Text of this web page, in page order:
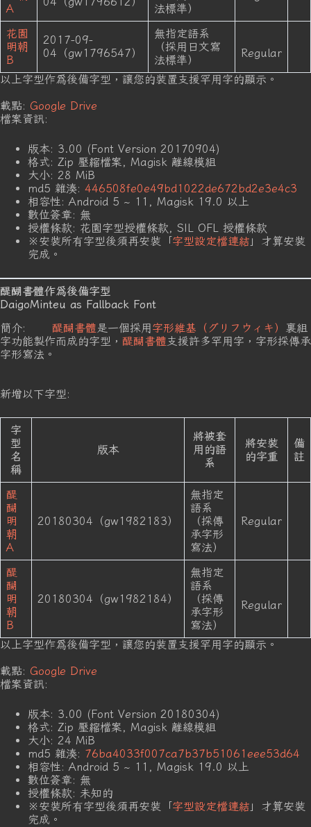
A
法標準）
花園
明朝
B
2017-09-
04（gw1796547）
無指定語系
（採用日文寫
法標準）
Regular
以上字型作爲後備字型，讓您的裝置支援罕用字的顯示。
載點: Google Drive
檔案資訊:
版本: 3.00 (Font Version 20170904)
格式: Zip 壓縮檔案, Magisk 離線模組
大小: 28 MiB
md5 雜湊: 446508fe0e49bd1022de672bd2e3e4c3
相容性: Android 5 ~ 11, Magisk 19.0 以上
數位簽章: 無
授權條款: 花園字型授權條款, SIL OFL 授權條款
※安裝所有字型後須再安裝「 字型設定檔連結 」才算安裝
完成。
醍醐書體作爲後備字型
DaigoMinteu as Fallback Font
簡介: 醍醐書體是一個採用字形維基（グリフウィキ） 裏組
字功能製作而成的字型， 醍醐書體支援許多罕用字，字形採傳承
字形寫法。
新增以下字型:
字
型
名
稱
版本
將被套
用的語
系
將安裝
的字重
備
註
醍
醐
明
朝
A
20180304（gw1982183）
無指定
語系
（採傳
承字形
寫法）
Regular
醍
醐
明
朝
B
20180304（gw1982184）
無指定
語系
（採傳
承字形
寫法）
Regular
以上字型作爲後備字型，讓您的裝置支援罕用字的顯示。
載點: Google Drive
檔案資訊:
版本: 3.00 (Font Version 20180304)
格式: Zip 壓縮檔案, Magisk 離線模組
大小: 24 MiB
md5 雜湊: 76ba4033f007ca7b37b51061eee53d64
相容性: Android 5 ~ 11, Magisk 19.0 以上
數位簽章: 無
授權條款: 未知的
※安裝所有字型後須再安裝「字型設定檔連結 」才算安裝
完成。